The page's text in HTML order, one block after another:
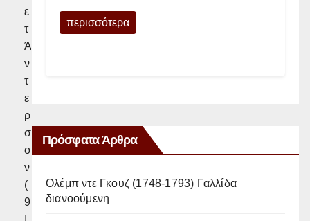
ε
τ
Ά
ν
τ
ε
ρ
σ
ο
ν
(
9
περισσότερα
Πρόσφατα Άρθρα
Ολέμπ ντε Γκουζ (1748-1793) Γαλλίδα
διανοούμενη